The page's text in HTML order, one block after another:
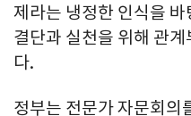
제라는 냉정한 인식을
결단과 실천을 위해 관
다.
정부는 전문가 자문회의